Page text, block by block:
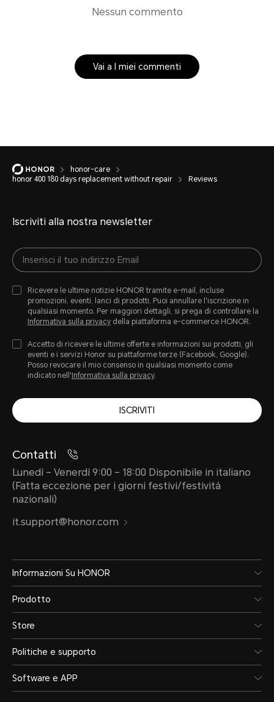
Nessun commento
Vai a I miei commenti
honor-care
honor 400 180 days replacement without repair
Reviews
Iscriviti alla nostra newsletter
Ricevere le ultime notizie HONOR tramite e-mail, incluse
promozioni, eventi, lanci di prodotti, Puoi annullare l'iscrizione in
qualsiasi momento. Per maggiori dettagli, si prega di controllare la
Informativa sulla privacy della piattaforma e-commerce HONOR.
Accetto di ricevere le ultime offerte e informazioni sui prodotti, gli
eventi e i servizi Honor su piattaforme terze (Facebook, Google).
Posso revocare il mio consenso in qualsiasi momento come
indicato nell' Informativa sulla privacy.
ISCRIVITI
Contatti
Lunedì – Venerdì 9:00 – 18:00 Disponibile in italiano
(Fatta eccezione per i giorni festivi/festività
nazionali)
it.support@honor.com
Informazioni Su HONOR
Prodotto
Store
Politiche e supporto
Software e APP